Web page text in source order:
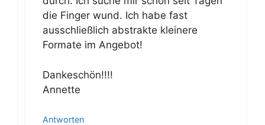
die Finger wund. Ich habe fast
ausschließlich abstrakte kleinere
Formate im Angebot!
Dankeschön!!!!
Annette
Antworten